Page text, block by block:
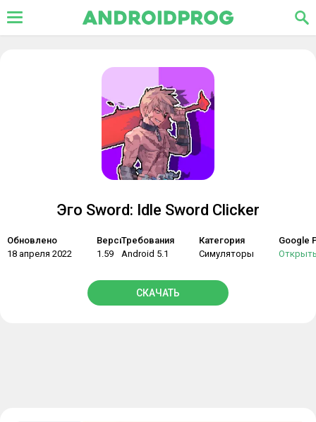
Эго Sword: Idle Sword Clicker
Обновлено
18 апреля 2022
Версия
1.59
Требования
Android 5.1
Категория
Симуляторы
Google
СКАЧАТЬ